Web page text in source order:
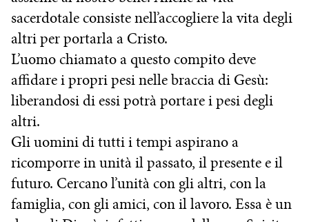
sacerdotale consiste nell’accogliere la vita degli
altri per portarla a Cristo.
L’uomo chiamato a questo compito deve
affidare i propri pesi nelle braccia di Gesù:
liberandosi di essi potrà portare i pesi degli
altri.
Gli uomini di tutti i tempi aspirano a
ricomporre in unità il passato, il presente e il
futuro. Cercano l’unità con gli altri, con la
famiglia, con gli amici, con il lavoro. Essa è un